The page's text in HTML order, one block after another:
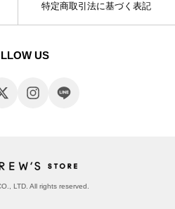
特定商取引法に基づく表記
US
LTD. All rights reserved.